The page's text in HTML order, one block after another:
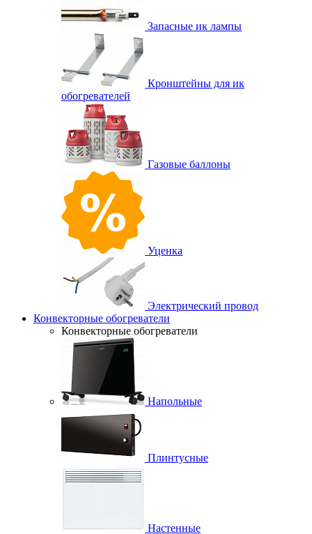
Запасные ик лампы
Кронштейны для ик
обогревателей
Газовые баллоны
Уценка
Электрический провод
Конвекторные обогреватели
Конвекторные обогреватели
Напольные
Плинтусные
Настенные